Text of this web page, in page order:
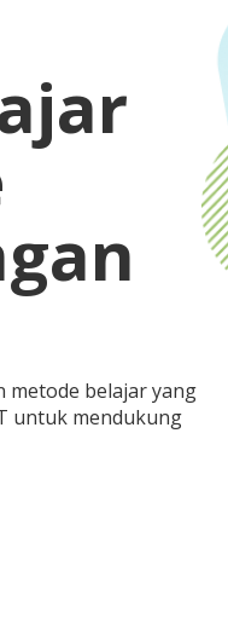
metode belajar yang
untuk mendukung